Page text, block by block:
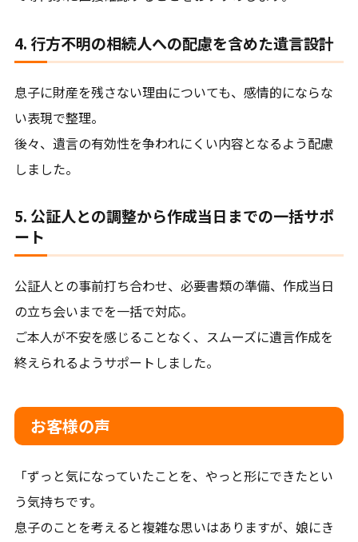
4. 行方不明の相続人への配慮を含めた遺言設計
息子に財産を残さない理由についても、感情的にならな
い表現で整理。
後々、遺言の有効性を争われにくい内容となるよう配慮
しました。
5. 公証人との調整から作成当日までの一括サポ
ート
公証人との事前打ち合わせ、必要書類の準備、作成当日
の立ち会いまでを一括で対応。
ご本人が不安を感じることなく、スムーズに遺言作成を
終えられるようサポートしました。
お客様の声
「ずっと気になっていたことを、やっと形にできたとい
う気持ちです。
息子のことを考えると複雑な思いはありますが、娘にき